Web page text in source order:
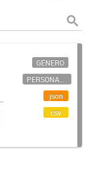
GÉNERO
PERSONAL CIENTÍFICO-TECNOLÓGICO
json
csv